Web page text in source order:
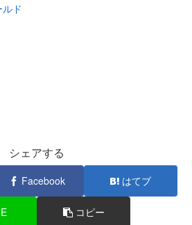
ド
シェアする
Facebook はてブ
コピー